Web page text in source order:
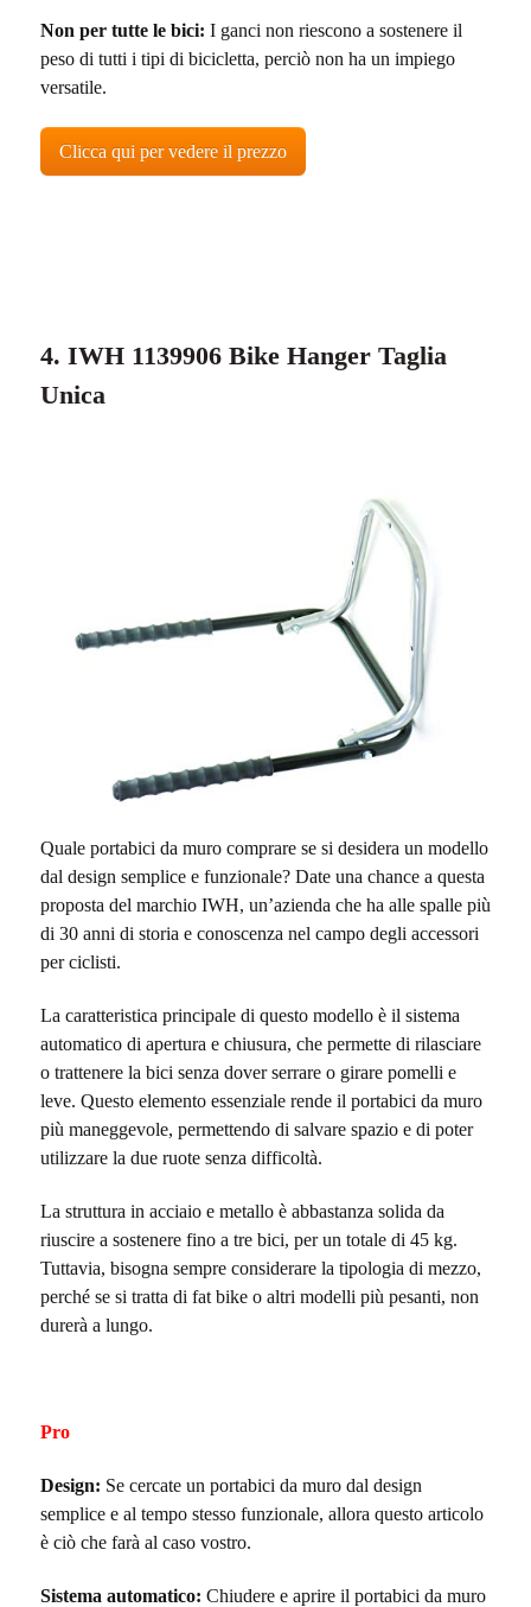
Non per tutte le bici: I ganci non riescono a sostenere il
peso di tutti i tipi di bicicletta, perciò non ha un impiego
versatile.
Clicca qui per vedere il prezzo
4. IWH 1139906 Bike Hanger Taglia
Unica
Quale portabici da muro comprare se si desidera un modello
dal design semplice e funzionale? Date una chance a questa
proposta del marchio IWH, un’azienda che ha alle spalle più
di 30 anni di storia e conoscenza nel campo degli accessori
per ciclisti.
La caratteristica principale di questo modello è il sistema
automatico di apertura e chiusura, che permette di rilasciare
o trattenere la bici senza dover serrare o girare pomelli e
leve. Questo elemento essenziale rende il portabici da muro
più maneggevole, permettendo di salvare spazio e di poter
utilizzare la due ruote senza difficoltà.
La struttura in acciaio e metallo è abbastanza solida da
riuscire a sostenere fino a tre bici, per un totale di 45 kg.
Tuttavia, bisogna sempre considerare la tipologia di mezzo,
perché se si tratta di fat bike o altri modelli più pesanti, non
durerà a lungo.
Pro
Design: Se cercate un portabici da muro dal design
semplice e al tempo stesso funzionale, allora questo articolo
è ciò che farà al caso vostro.
Sistema automatico: Chiudere e aprire il portabici da muro